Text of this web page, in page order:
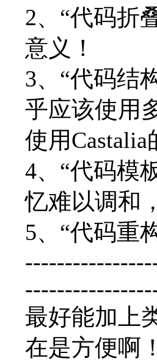
2、“代码折
意义！
3、“代码结
乎应该使用
使用
4、“代码模
忆难以调和
5、“代码重
最好能加上
在是方便啊